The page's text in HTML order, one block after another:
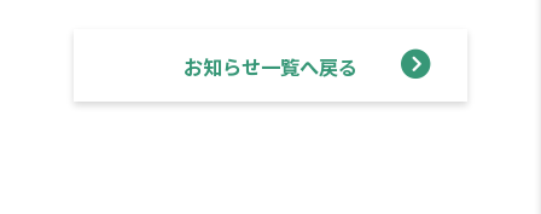
お知らせ一覧へ戻る